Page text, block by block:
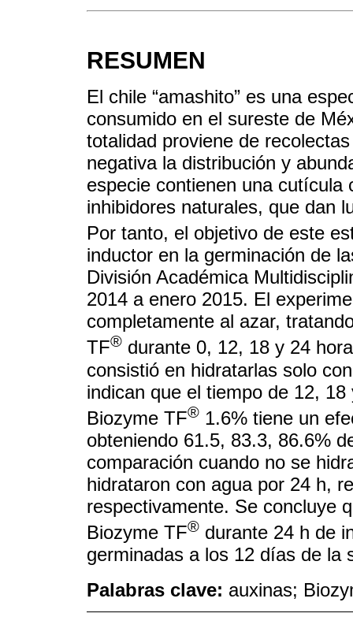
RESUMEN
El chile “amashito” es una
consumido en el sureste de
totalidad proviene de
negativa la distribución y
especie contienen una cutícula
inhibidores naturales, que dan
Por tanto, el objetivo de este
inductor en la germinación de
División Académica
2014 a enero 2015. El
completamente al azar,
TF® durante 0, 12, 18 y 24
consistió en hidratarlas solo
indican que el tiempo de 12,
Biozyme TF® 1.6% tiene un
obteniendo 61.5, 83.3, 86.6%
comparación cuando no se
hidrataron con agua por 24 h,
respectivamente. Se concluye
Biozyme TF® durante 24 h de
germinadas a los 12 días de la
Palabras clave: auxinas;